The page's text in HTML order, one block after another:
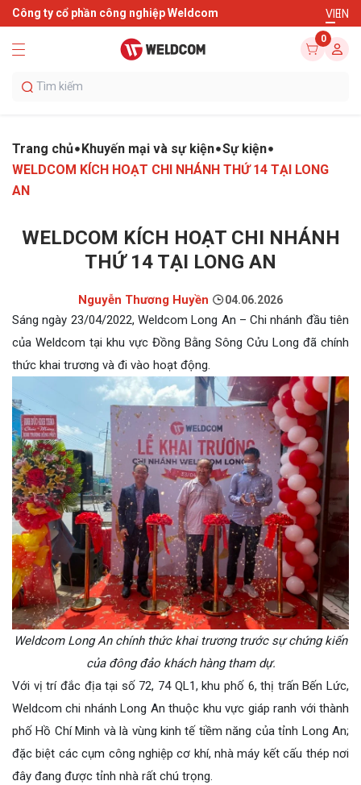
Công ty cổ phần công nghiệp Weldcom VIEN
0
Trang chủ Khuyến mại và sự kiện Sự kiện
WELDCOM KÍCH HOẠT CHI NHÁNH THỨ 14 TẠI LONG
AN
WELDCOM KÍCH HOẠT CHI NHÁNH
THỨ 14 TẠI LONG AN
Nguyễn Thương Huyền 04.06.2026
Sáng ngày 23/04/2022, Weldcom Long An – Chi nhánh đầu tiên
của Weldcom tại khu vực Đồng Bằng Sông Cửu Long đã chính
thức khai trương và đi vào hoạt động.
Weldcom Long An chính thức khai trương trước sự chứng kiến
của đông đảo khách hàng tham dự.
Với vị trí đắc địa tại số 72, 74 QL1, khu phố 6, thị trấn Bến Lức,
Weldcom chi nhánh Long An thuộc khu vực giáp ranh với thành
phố Hồ Chí Minh và là vùng kinh tế tiềm năng của tỉnh Long An;
đặc biệt các cụm công nghiệp cơ khí, nhà máy kết cấu thép nơi
đây đang được tỉnh nhà rất chú trọng.